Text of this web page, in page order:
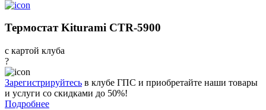
Термостат Kiturami CTR-5900
с картой клуба
?
Зарегистрируйтесь в клубе ГПС и приобретайте наши товары
и услуги со скидками до 50%!
Подробнее